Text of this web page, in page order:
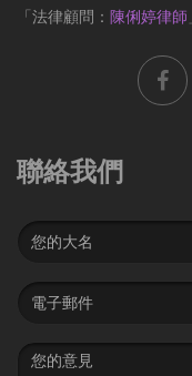
「法律顧問： 陳俐婷律師
聯絡我們
Name
Email
address
Message